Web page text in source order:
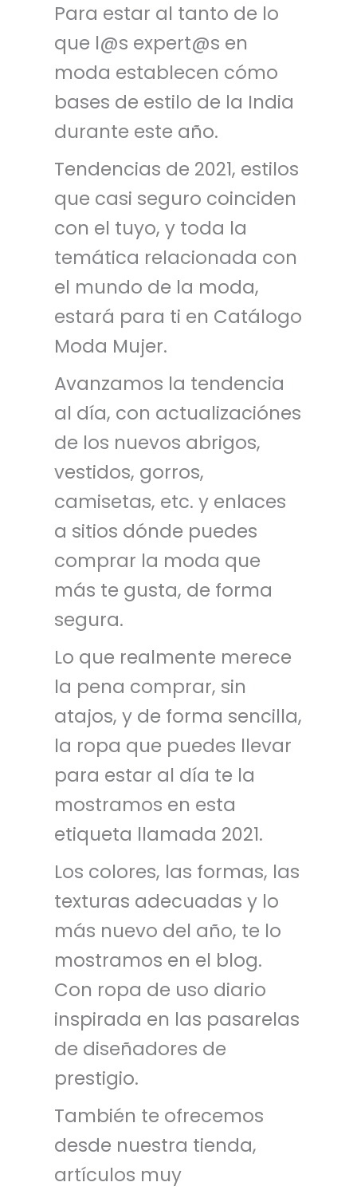
Para estar al tanto de lo
que l@s expert@s en
moda establecen cómo
bases de estilo de la India
durante este año.
Tendencias de 2021, estilos
que casi seguro coinciden
con el tuyo, y toda la
temática relacionada con
el mundo de la moda,
estará para ti en Catálogo
Moda Mujer.
Avanzamos la tendencia
al día, con actualizaciónes
de los nuevos abrigos,
vestidos, gorros,
camisetas, etc. y enlaces
a sitios dónde puedes
comprar la moda que
más te gusta, de forma
segura.
Lo que realmente merece
la pena comprar, sin
atajos, y de forma sencilla,
la ropa que puedes llevar
para estar al día te la
mostramos en esta
etiqueta llamada 2021.
Los colores, las formas, las
texturas adecuadas y lo
más nuevo del año, te lo
mostramos en el blog.
Con ropa de uso diario
inspirada en las pasarelas
de diseñadores de
prestigio.
También te ofrecemos
desde nuestra tienda,
artículos muy